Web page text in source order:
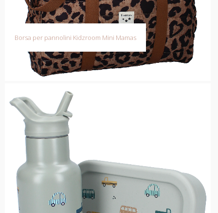
Borsa per pannolini Kidzroom Mini Mamas